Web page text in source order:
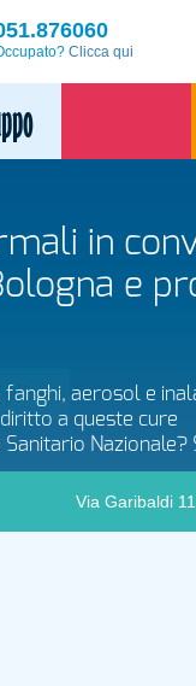
Clicca qui
in
e
e inalazioni,
cure
Nazionale? Scopri
Via Garibaldi